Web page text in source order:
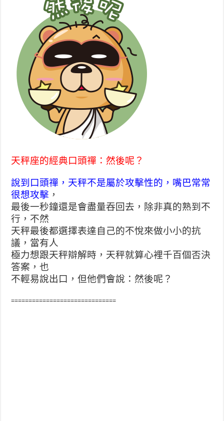
天秤座的經典口頭禪：然後呢？
說到口頭禪，天秤不是屬於攻擊性的，嘴巴常常
很想攻擊 ，
最後一秒鐘還是會盡量吞回去，除非真的熟到不
行，不然
天秤最後都選擇表達自己的不悅來做小小的抗
議，當有人
極力想跟天秤辯解時，天秤就算心裡千百個否決
答案，也
不輕易說出口，但他們會說：然後呢？
==============================